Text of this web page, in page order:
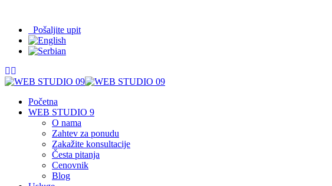
Pošaljite upit
Početna
WEB STUDIO 9
O nama
Zahtev za ponudu
Zakažite konsultacije
Česta pitanja
Cenovnik
Blog